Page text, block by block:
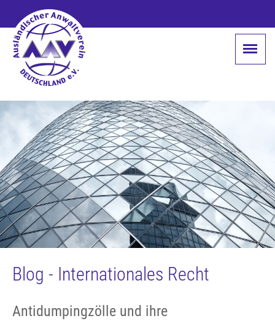
Blog - Internationales Recht
Antidumpingzölle und ihre